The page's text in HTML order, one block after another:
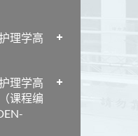
理学高
理学高
课程编